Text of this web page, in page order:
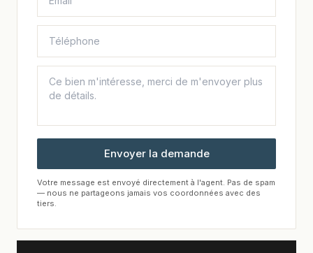
Envoyer la demande
Votre message est envoyé directement à l'agent. Pas de spam
— nous ne partageons jamais vos coordonnées avec des
tiers.